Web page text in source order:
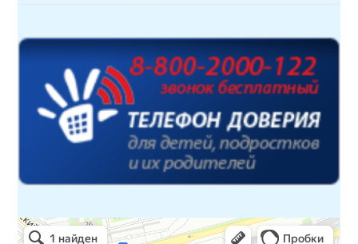
Детская библиотека № 14 Дружбы народов
Библиотека в Севастополе